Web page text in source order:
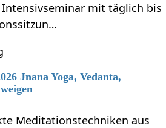
Intensivseminar mit täglich bis
Jnana Yoga, Vedanta,
Meditationstechniken aus